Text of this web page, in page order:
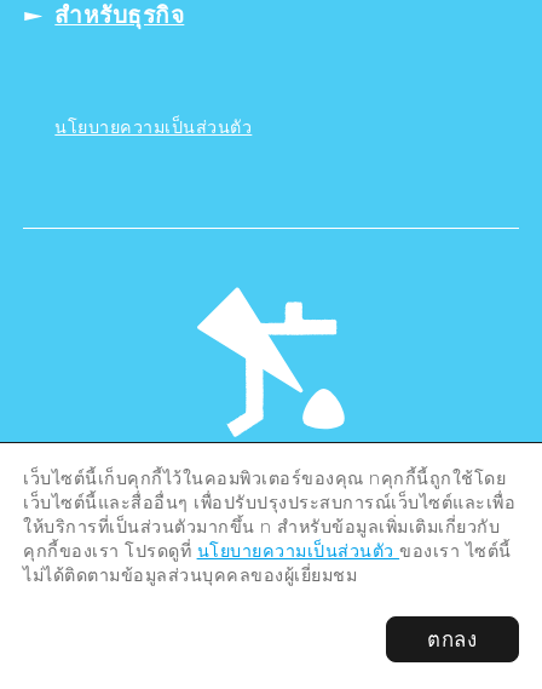
สำหรับธุรกิจ
นโยบายความเป็นส่วนตัว
©Hiroshima Tourism Association /
Hiroshima Prefecture / Hiroshima City .
All rights reserved
เว็บไซต์นี้เก็บคุกกี้ไว้ในคอมพิวเตอร์ของคุณ nคุกกี้นี้ถูกใช้โดย
เว็บไซต์นี้และสื่ออื่นๆ เพื่อปรับปรุงประสบการณ์เว็บไซต์และเพื่อ
ให้บริการที่เป็นส่วนตัวมากขึ้น n สำหรับข้อมูลเพิ่มเติมเกี่ยวกับ
คุกกี้ของเรา โปรดดูที่ นโยบายความเป็นส่วนตัวของเรา ไซต์นี้
ไม่ได้ติดตามข้อมูลส่วนบุคคลของผู้เยี่ยมชม
ตกลง